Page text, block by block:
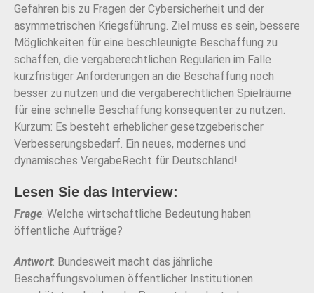
Gefahren bis zu Fragen der Cybersicherheit und der
asymmetrischen Kriegsführung. Ziel muss es sein, bessere
Möglichkeiten für eine beschleunigte Beschaffung zu
schaffen, die vergaberechtlichen Regularien im Falle
kurzfristiger Anforderungen an die Beschaffung noch
besser zu nutzen und die vergaberechtlichen Spielräume
für eine schnelle Beschaffung konsequenter zu nutzen.
Kurzum: Es besteht erheblicher gesetzgeberischer
Verbesserungsbedarf. Ein neues, modernes und
dynamisches VergabeRecht für Deutschland!
Lesen Sie das Interview:
Frage: Welche wirtschaftliche Bedeutung haben
öffentliche Aufträge?
Antwort: Bundesweit macht das jährliche
Beschaffungsvolumen öffentlicher Institutionen